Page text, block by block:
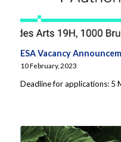
ESA Vacancy
10 February, 2023
Deadline for applications: 5